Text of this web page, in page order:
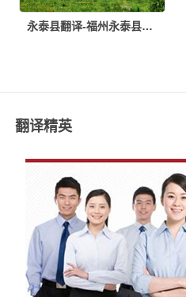
永泰县翻译-福州永泰县翻译公司
翻译精英